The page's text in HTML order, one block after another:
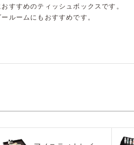
すすめのティッシュボックスです。
ルームにもおすすめです。